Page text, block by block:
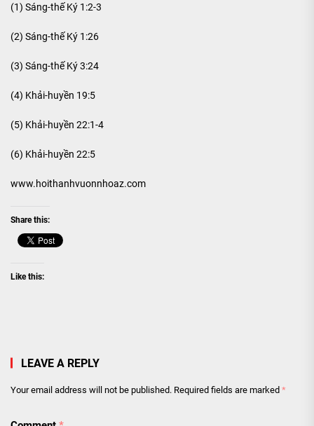
(1) Sáng-thế Ký 1:2-3
(2) Sáng-thế Ký 1:26
(3) Sáng-thế Ký 3:24
(4) Khải-huyền 19:5
(5) Khải-huyền 22:1-4
(6) Khải-huyền 22:5
www.hoithanhvuonnhoaz.com
Share this:
Like this:
LEAVE A REPLY
Your email address will not be published. Required fields are marked *